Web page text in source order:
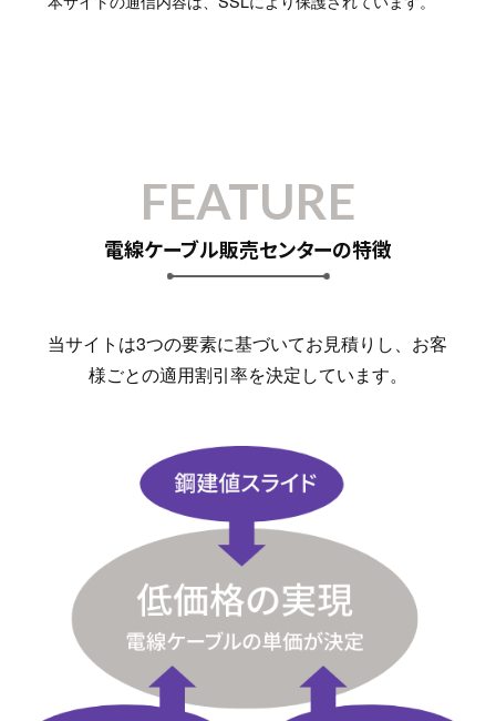
FEATURE
電線ケーブル販売センターの特徴
当サイトは3つの要素に基づいてお見積りし、お客
様ごとの適用割引率を決定しています。